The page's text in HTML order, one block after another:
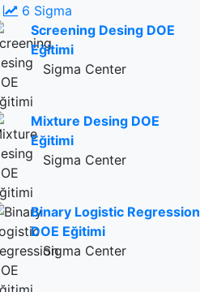
6 Sigma
Screening Desing DOE
Eğitimi
Sigma Center
Mixture Desing DOE
Eğitimi
Sigma Center
Binary Logistic Regression
DOE Eğitimi
Sigma Center